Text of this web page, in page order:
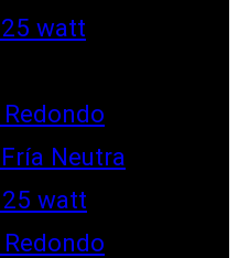
25 watt
Redondo
Neutra
watt
Redondo